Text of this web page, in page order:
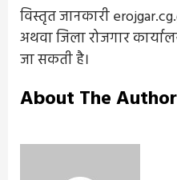
विस्तृत जानकारी
अथवा जिला रोजगार
जा सकती है।
About The Author